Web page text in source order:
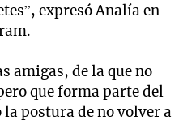
expresó Analía en
amigas, de la que no
que forma parte del
postura de no volver a